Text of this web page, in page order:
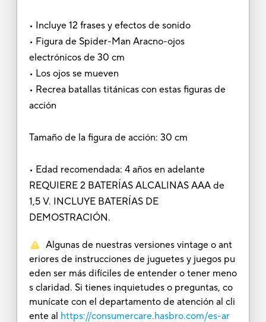
• Incluye 12 frases y efectos de sonido
• Figura de Spider-Man Aracno-ojos
electrónicos de 30 cm
• Los ojos se mueven
• Recrea batallas titánicas con estas figuras de
acción
Tamaño de la figura de acción: 30 cm
• Edad recomendada: 4 años en adelante
REQUIERE 2 BATERÍAS ALCALINAS AAA de
1,5 V. INCLUYE BATERÍAS DE
DEMOSTRACIÓN.
Algunas de nuestras versiones vintage o ant
eriores de instrucciones de juguetes y juegos pu
eden ser más difíciles de entender o tener meno
s claridad. Si tienes inquietudes o preguntas, co
munícate con el departamento de atención al cli
ente al https://consumercare.hasbro.com/es-ar